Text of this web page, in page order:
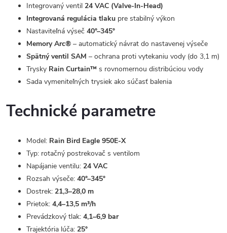
Integrovaný ventil 24 VAC (Valve-In-Head)
Integrovaná regulácia tlaku pre stabilný výkon
Nastaviteľná výseč 40°–345°
Memory Arc® – automatický návrat do nastavenej výseče
Spätný ventil SAM – ochrana proti vytekaniu vody (do 3,1 m)
Trysky Rain Curtain™ s rovnomernou distribúciou vody
Sada vymeniteľných trysiek ako súčasť balenia
Technické parametre
Model: Rain Bird Eagle 950E-X
Typ: rotačný postrekovač s ventilom
Napájanie ventilu: 24 VAC
Rozsah výseče: 40°–345°
Dostrek: 21,3–28,0 m
Prietok: 4,4–13,5 m³/h
Prevádzkový tlak: 4,1–6,9 bar
Trajektória lúča: 25°